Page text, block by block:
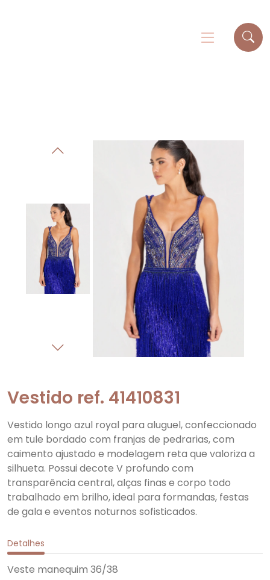
Vestido ref. 41410831
Vestido longo azul royal para aluguel, confeccionado
em tule bordado com franjas de pedrarias, com
caimento ajustado e modelagem reta que valoriza a
silhueta. Possui decote V profundo com
transparência central, alças finas e corpo todo
trabalhado em brilho, ideal para formandas, festas
de gala e eventos noturnos sofisticados.
Detalhes
Veste manequim 36/38